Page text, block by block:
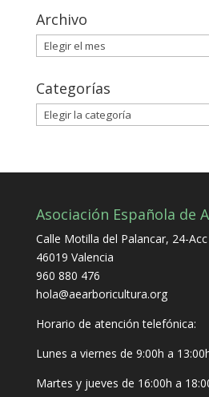
Archivo
Archivo
Categorías
Categorías
Asociación Española de
Calle Motilla del Palancar, 24-Acc
46019 Valencia
960 880 476
hola@aearboricultura.org
Horario de atención telefónica:
Lunes a viernes de 9:00h a
Martes y jueves de 16:00h a